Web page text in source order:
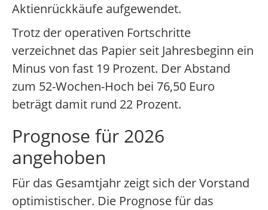
Aktienrückkäufe aufgewendet.
Trotz der operativen Fortschritte
verzeichnet das Papier seit Jahresbeginn ein
Minus von fast 19 Prozent. Der Abstand
zum 52-Wochen-Hoch bei 76,50 Euro
beträgt damit rund 22 Prozent.
Prognose für 2026
angehoben
Für das Gesamtjahr zeigt sich der Vorstand
optimistischer. Die Prognose für das